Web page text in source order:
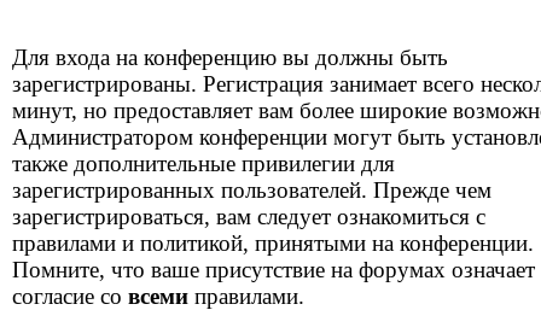
Для входа на конференцию вы должны быть
зарегистрированы. Регистрация занимает всего
минут, но предоставляет вам более широкие
Администратором конференции могут быть
также дополнительные привилегии для
зарегистрированных пользователей. Прежде чем
зарегистрироваться, вам следует ознакомиться с
правилами и политикой, принятыми на конференции.
Помните, что ваше присутствие на форумах означает
согласие со всеми правилами.